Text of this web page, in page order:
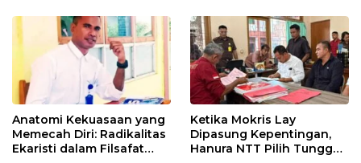
Anatomi Kekuasaan yang
Memecah Diri: Radikalitas
Ekaristi dalam Filsafat
Ketika Mokris Lay
Dipasung Kepentingan,
Hanura NTT Pilih Tunggu